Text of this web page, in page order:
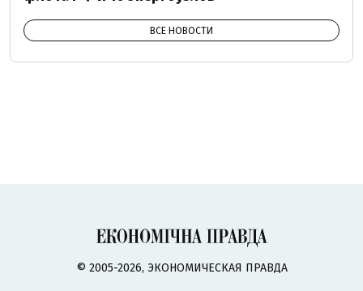
ВСЕ НОВОСТИ
© 2005-2026, ЭКОНОМИЧЕСКАЯ ПРАВДА